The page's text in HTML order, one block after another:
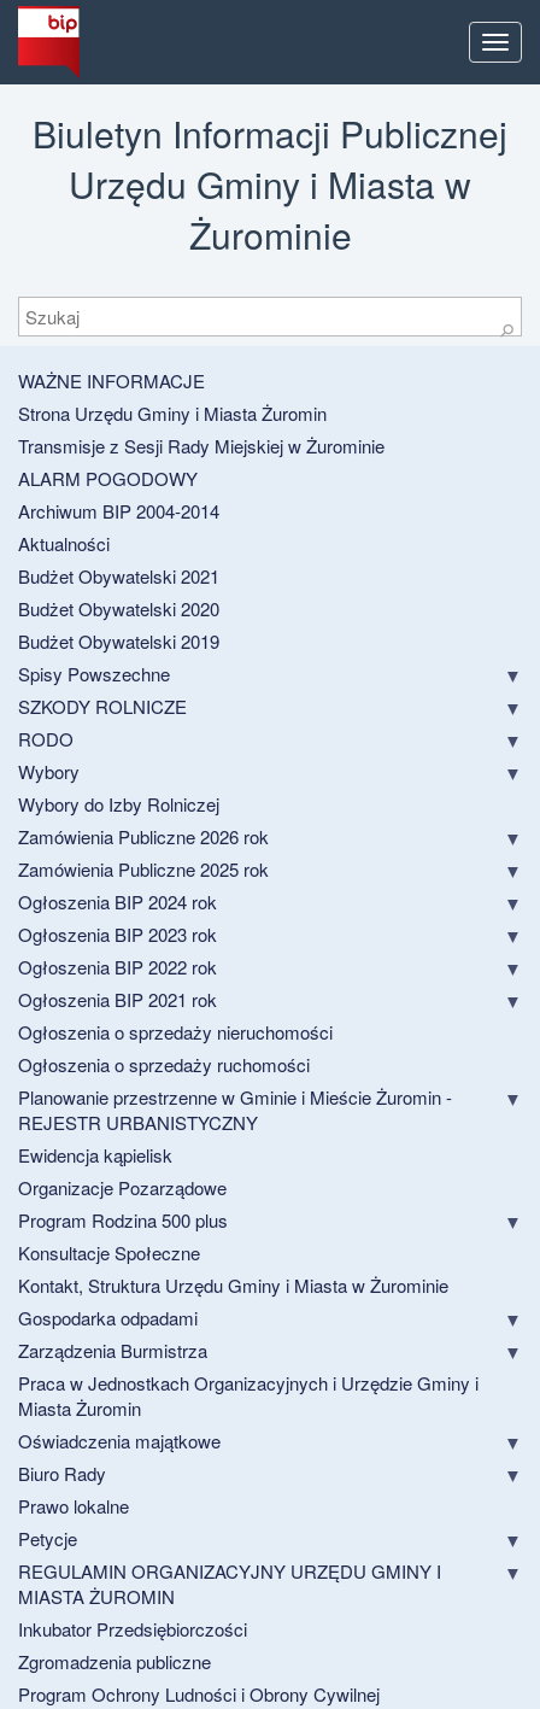
Menu
Biuletyn Informacji Publicznej
Urzędu Gminy i Miasta w
Żurominie
Szukaj
⚲
WAŻNE INFORMACJE
Strona Urzędu Gminy i Miasta Żuromin
Transmisje z Sesji Rady Miejskiej w Żurominie
ALARM POGODOWY
Archiwum BIP 2004-2014
Aktualności
Budżet Obywatelski 2021
Budżet Obywatelski 2020
Budżet Obywatelski 2019
Spisy Powszechne
SZKODY ROLNICZE
RODO
Wybory
Wybory do Izby Rolniczej
Zamówienia Publiczne 2026 rok
Zamówienia Publiczne 2025 rok
Ogłoszenia BIP 2024 rok
Ogłoszenia BIP 2023 rok
Ogłoszenia BIP 2022 rok
Ogłoszenia BIP 2021 rok
Ogłoszenia o sprzedaży nieruchomości
Ogłoszenia o sprzedaży ruchomości
Planowanie przestrzenne w Gminie i Mieście Żuromin -
REJESTR URBANISTYCZNY
Ewidencja kąpielisk
Organizacje Pozarządowe
Program Rodzina 500 plus
Konsultacje Społeczne
Kontakt, Struktura Urzędu Gminy i Miasta w Żurominie
Gospodarka odpadami
Zarządzenia Burmistrza
Praca w Jednostkach Organizacyjnych i Urzędzie Gminy i
Miasta Żuromin
Oświadczenia majątkowe
Biuro Rady
Prawo lokalne
Petycje
REGULAMIN ORGANIZACYJNY URZĘDU GMINY I
MIASTA ŻUROMIN
Inkubator Przedsiębiorczości
Zgromadzenia publiczne
Program Ochrony Ludności i Obrony Cywilnej